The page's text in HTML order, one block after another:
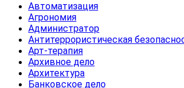
Автоматизация
Агрономия
Администратор
Антитеррористическая
Арт-терапия
Архивное дело
Архитектура
Банковское дело